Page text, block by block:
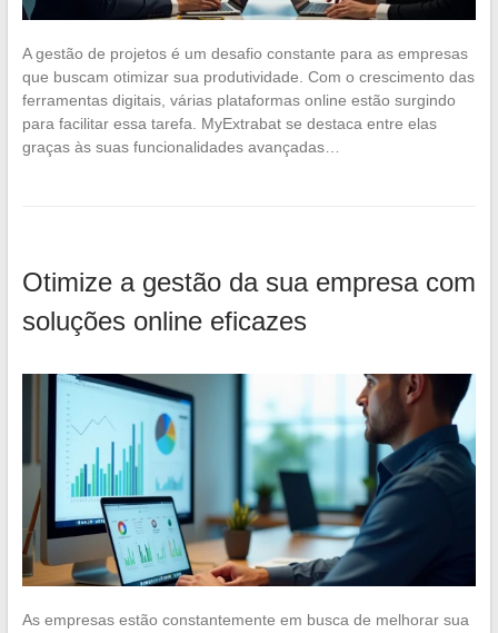
A gestão de projetos é um desafio constante para as empresas
que buscam otimizar sua produtividade. Com o crescimento das
ferramentas digitais, várias plataformas online estão surgindo
para facilitar essa tarefa. MyExtrabat se destaca entre elas
graças às suas funcionalidades avançadas…
Otimize a gestão da sua empresa com
soluções online eficazes
As empresas estão constantemente em busca de melhorar sua